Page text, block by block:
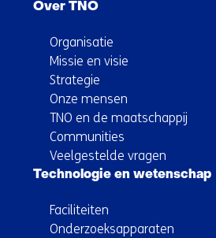
Over TNO
Organisatie
Missie en visie
Strategie
Onze mensen
TNO en de maatschappij
Communities
Veelgestelde vragen
Technologie en wetenschap
Faciliteiten
Onderzoeksapparaten